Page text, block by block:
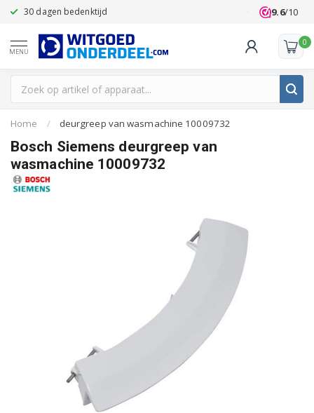
30 dagen bedenktijd Klanten
9.6/10
MENU
0
Home / deurgreep van wasmachine 10009732
Bosch Siemens deurgreep van
wasmachine 10009732